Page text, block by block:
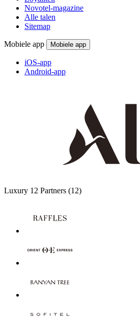
Novotel-magazine
Alle talen
Sitemap
Mobiele app Mobiele app
iOS-app
Android-app
Luxury 12 Partners (12)